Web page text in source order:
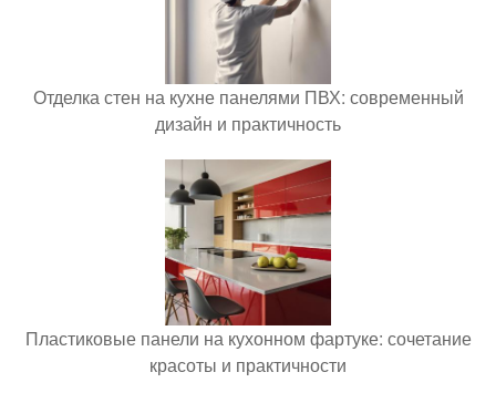
Отделка стен на кухне панелями ПВХ: современный
дизайн и практичность
Пластиковые панели на кухонном фартуке: сочетание
красоты и практичности